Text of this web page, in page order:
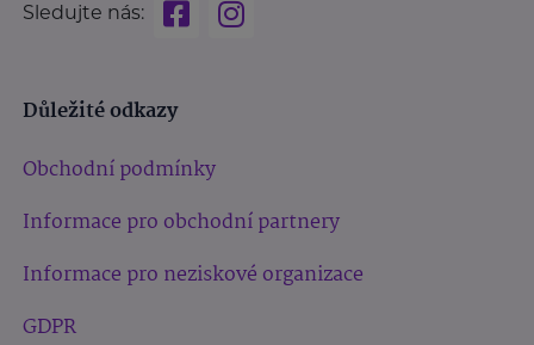
Sledujte nás:
Důležité odkazy
Obchodní podmínky
Informace pro obchodní partnery
Informace pro neziskové organizace
GDPR